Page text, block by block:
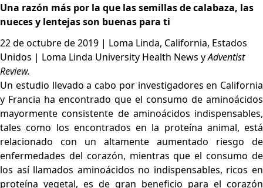
Una razón más por la que las semillas de calabaza, las
nueces y lentejas son buenas para ti
22 de octubre de 2019 | Loma Linda, California, Estados
Unidos | Loma Linda University Health News yAdventist
Review.
Un estudio llevado a cabo por investigadores en California
y Francia ha encontrado que el consumo de aminoácidos
mayormente consistente de aminoácidos indispensables,
tales como los encontrados en la proteína animal, está
relacionado con un altamente aumentado riesgo de
enfermedades del corazón, mientras que el consumo de
los así llamados aminoácidos no indispensables, ricos en
proteína vegetal, es de gran beneficio para el corazón